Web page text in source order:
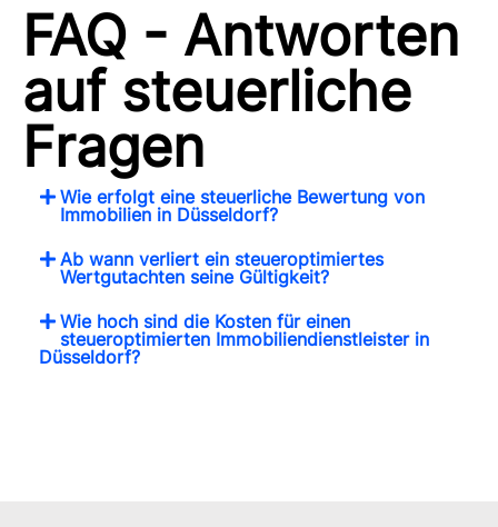
FAQ - Antworten
auf steuerliche
Fragen
Wie erfolgt eine steuerliche Bewertung von
Immobilien in Düsseldorf?
Ab wann verliert ein steueroptimiertes
Wertgutachten seine Gültigkeit?
Wie hoch sind die Kosten für einen
steueroptimierten Immobiliendienstleister in
Düsseldorf?